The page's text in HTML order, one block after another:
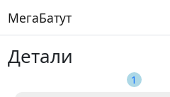
МегаБатут
Детали
1